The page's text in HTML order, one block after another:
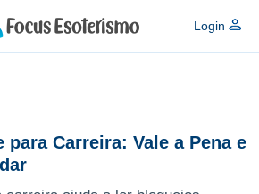
Login
para Carreira: Vale a Pena e